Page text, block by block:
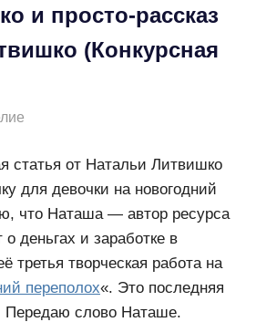
и просто-рассказ
(Конкурсная
Елена
статья от Натальи Литвишко
для девочки на новогодний
что Наташа — автор ресурса
деньгах и заработке в
третья творческая работа на
переполох«. Это последняя
Передаю слово Наташе.